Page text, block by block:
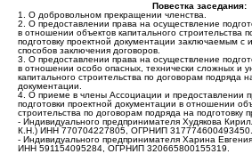
Повестка заседания:
1. О добровольном прекращении членства.
2. О предоставлении права на осуществление
в отношении объектов капитального строительства
подготовку проектной документации заключаемым с
способов заключения договоров.
3. О предоставлении права на осуществление
в отношении особо опасных, технически сложных и
капитального строительства по договорам подряда
документации.
4. О приеме в члены Ассоциации и предоставлении
подготовки проектной документации в отношении
строительства по договорам подряда на подготовку
- Индивидуального предпринимателя Худякова
К.Н.) ИНН 770704227805, ОГРНИП 317774600493450.
- Индивидуального предпринимателя Харина
ИНН 591154095284, ОГРНИП 320665800155319.